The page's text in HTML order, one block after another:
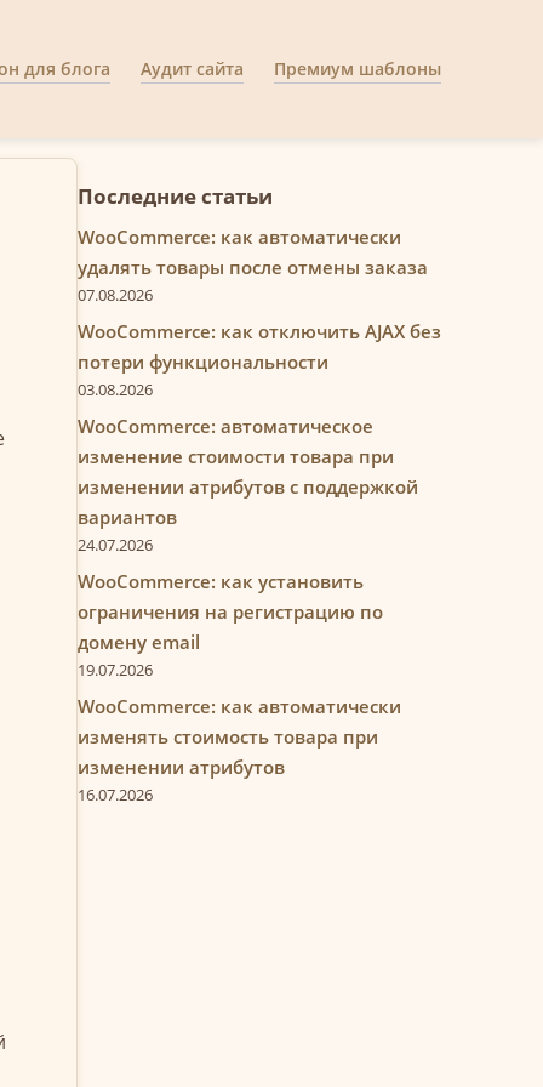
для блога Аудит сайта Премиум шаблоны
Последние статьи
WooCommerce: как автоматически
удалять товары после отмены заказа
07.08.2026
WooCommerce: как отключить AJAX без
потери функциональности
03.08.2026
WooCommerce: автоматическое
изменение стоимости товара при
изменении атрибутов с поддержкой
вариантов
24.07.2026
WooCommerce: как установить
ограничения на регистрацию по
домену email
19.07.2026
WooCommerce: как автоматически
изменять стоимость товара при
изменении атрибутов
16.07.2026